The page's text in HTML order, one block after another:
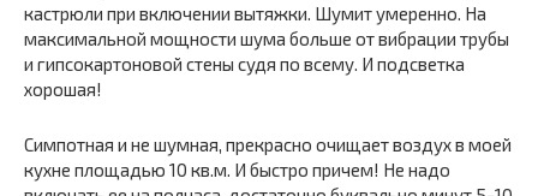
кастрюли при включении вытяжки. Шумит умеренно. На
максимальной мощности шума больше от вибрации трубы
и гипсокартоновой стены судя по всему. И подсветка
хорошая!
Симпотная и не шумная, прекрасно очищает воздух в моей
кухне площадью 10 кв.м. И быстро причем! Не надо